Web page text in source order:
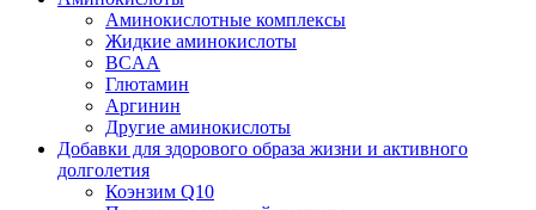
Аминокислотные комплексы
Жидкие аминокислоты
BCAA
Глютамин
Аргинин
Другие аминокислоты
Добавки для здорового образа жизни и активного
долголетия
Коэнзим Q10